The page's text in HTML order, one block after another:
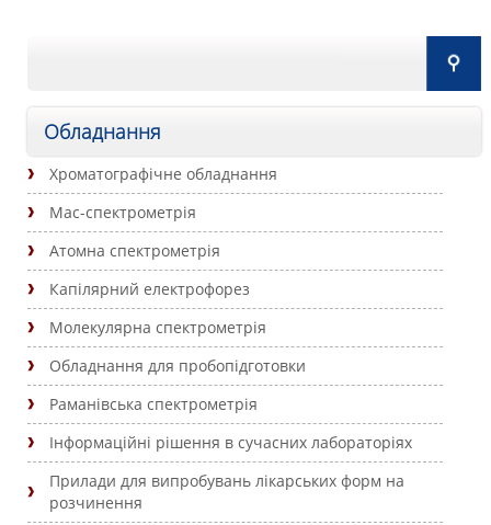
Обладнання
Хроматографічне обладнання
Мас-спектрометрія
Атомна спектрометрія
Капілярний електрофорез
Молекулярна спектрометрія
Обладнання для пробопідготовки
Раманівська спектрометрія
Інформаційні рішення в сучасних лабораторіях
Прилади для випробувань лікарських форм на
розчинення